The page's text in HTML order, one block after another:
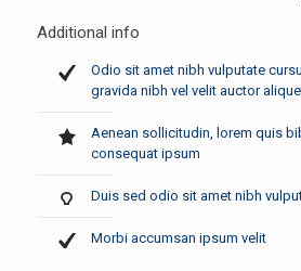
Additional info
Odio sit amet nibh vulputate
gravida nibh vel velit auctor
Aenean sollicitudin, lorem quis
consequat ipsum
Duis sed odio sit amet nibh
Morbi accumsan ipsum velit